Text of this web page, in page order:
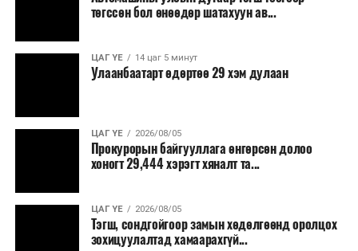
үндэслэлд тусгажээ.
Төсөл хэрэгжсэнээр иргэдийн зорчих хугацаа
богиносож, түгжрэлээс үүдэлтэй эдийн засгийн
тогтолцоо бүрдэх ач холбогдолтой юм.
төгссөн бол өнөөдөр шатахуун ав...
ЦАГ ҮЕ 14 цаг 5 минут
Улаанбаатарт өдөртөө 29 хэм дулаан
ЦАГ ҮЕ 2026/08/05
Прокурорын байгууллага өнгөрсөн долоо
хоногт 29,444 хэрэгт хяналт та...
ЦАГ ҮЕ 2026/08/05
Тэгш, сондгойгоор замын хөдөлгөөнд оролцох
зохицуулалтад хамаарахгүй...